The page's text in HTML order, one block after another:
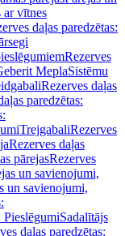
ar vītnes
daļas paredzētas:
Rezerves
MeplaSistēmu
Rezerves daļas
paredzētas:
TrejgabaliRezerves
Rezerves daļas
pārejasRezerves
un savienojumi,
un savienojumi,
PieslēgumiSadalītājs
daļas paredzētas: